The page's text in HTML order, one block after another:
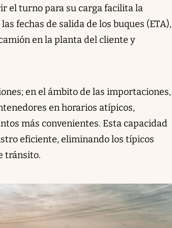
el turno para su carga facilita la
fechas de salida de los buques (ETA),
en la planta del cliente y
en el ámbito de las importaciones,
en horarios atípicos,
más convenientes. Esta capacidad
eficiente, eliminando los típicos
tránsito.